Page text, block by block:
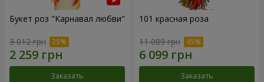
Букет роз "Карнавал любви"
3 012 грн
Заказать
101 красная роза
11 089 грн
Заказать